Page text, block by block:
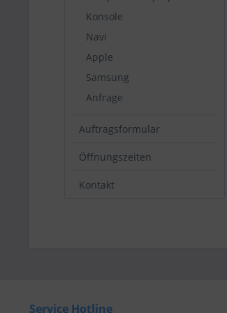
Konsole
Navi
Apple
Samsung
Anfrage
Auftragsformular
Öffnungszeiten
Kontakt
Service Hotline